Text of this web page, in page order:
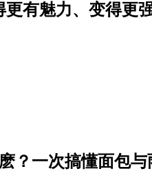
更有魅力、变得更
？一次搞懂面包与